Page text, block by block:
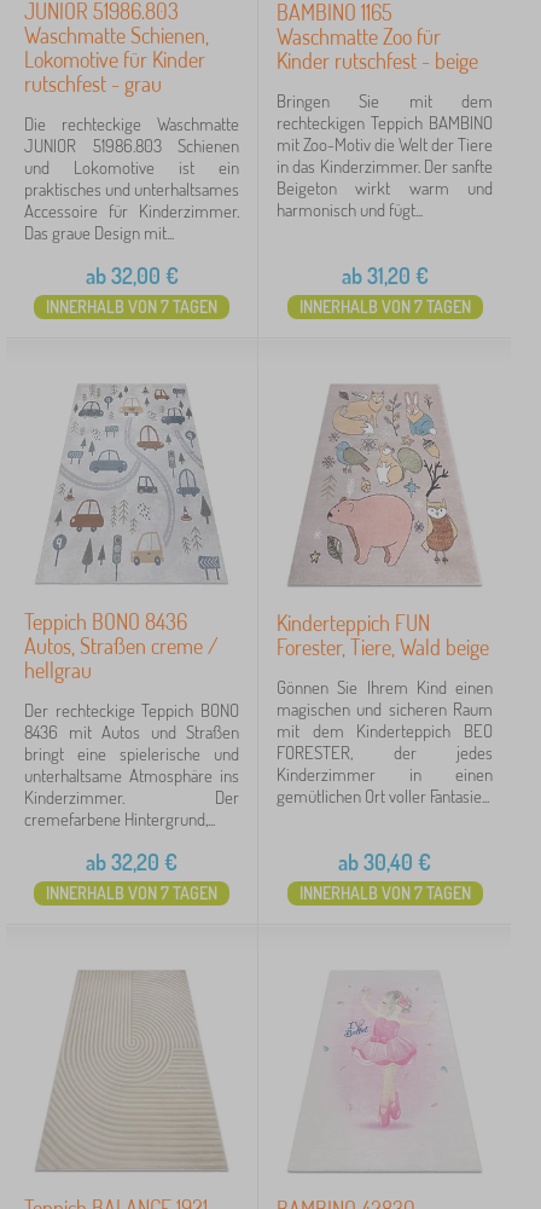
JUNIOR 51986.803
Waschmatte Schienen,
Lokomotive für Kinder
rutschfest - grau
Die rechteckige Waschmatte
JUNIOR 51986.803 Schienen
und Lokomotive ist ein
praktisches und unterhaltsames
Accessoire für Kinderzimmer.
Das graue Design mit...
ab32,00 €
INNERHALB VON 7 TAGEN
BAMBINO 1165
Waschmatte Zoo für
Kinder rutschfest - beige
Bringen Sie mit dem
rechteckigen Teppich BAMBINO
mit Zoo-Motiv die Welt der Tiere
in das Kinderzimmer. Der sanfte
Beigeton wirkt warm und
harmonisch und fügt...
ab31,20 €
INNERHALB VON 7 TAGEN
Teppich BONO 8436
Autos, Straßen creme /
hellgrau
Der rechteckige Teppich BONO
8436 mit Autos und Straßen
bringt eine spielerische und
unterhaltsame Atmosphäre ins
Kinderzimmer. Der
cremefarbene Hintergrund,...
ab32,20 €
INNERHALB VON 7 TAGEN
Kinderteppich FUN
Forester, Tiere, Wald beige
Gönnen Sie Ihrem Kind einen
magischen und sicheren Raum
mit dem Kinderteppich BEO
FORESTER, der jedes
Kinderzimmer in einen
gemütlichen Ort voller Fantasie...
ab30,40 €
INNERHALB VON 7 TAGEN